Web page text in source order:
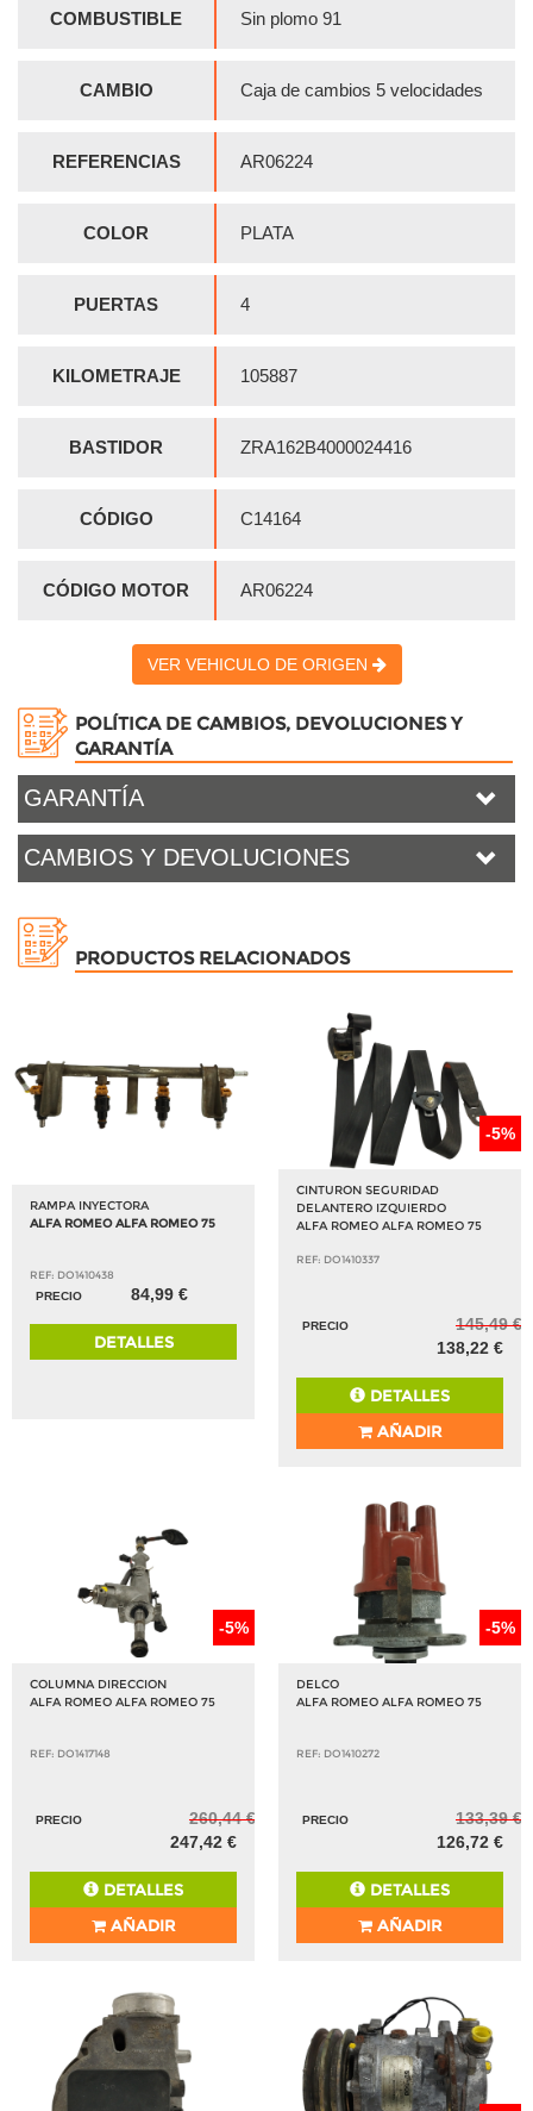
COMBUSTIBLE Sin plomo 91
CAMBIO Caja de cambios 5 velocidades
REFERENCIAS AR06224
COLOR PLATA
PUERTAS 4
KILOMETRAJE 105887
BASTIDOR ZRA162B4000024416
CÓDIGO C14164
CÓDIGO MOTOR AR06224
VER VEHICULO DE ORIGEN
POLÍTICA DE CAMBIOS, DEVOLUCIONES Y
GARANTÍA
GARANTÍA
CAMBIOS Y DEVOLUCIONES
PRODUCTOS RELACIONADOS
RAMPA INYECTORA
ALFA ROMEO ALFA ROMEO 75
REF: DO1410438
PRECIO
84,99 €
DETALLES
-5%
CINTURON SEGURIDAD
DELANTERO IZQUIERDO
ALFA ROMEO ALFA ROMEO 75
REF: DO1410337
PRECIO
145,49 €
138,22 €
DETALLES
AÑADIR
-5%
COLUMNA DIRECCION
ALFA ROMEO ALFA ROMEO 75
REF: DO1417148
PRECIO
260,44 €
247,42 €
DETALLES
AÑADIR
-5%
DELCO
ALFA ROMEO ALFA ROMEO 75
REF: DO1410272
PRECIO
133,39 €
126,72 €
DETALLES
AÑADIR